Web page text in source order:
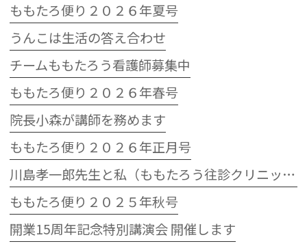
ももたろ便り２０２６年夏号
うんこは生活の答え合わせ
チームももたろう看護師募集中
ももたろ便り２０２６年春号
院長小森が講師を務めます
ももたろ便り２０２６年正月号
川島孝一郎先生と私（ももたろう往診クリニック開院15周年記念特別講演会）
ももたろ便り２０２５年秋号
開業15周年記念特別講演会 開催します